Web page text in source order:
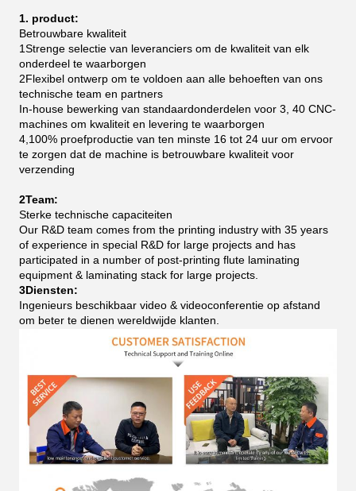
1. product:
Betrouwbare kwaliteit
1Strenge selectie van leveranciers om de kwaliteit van elk
onderdeel te waarborgen
2Flexibel ontwerp om te voldoen aan alle behoeften van ons
technische team en partners
In-house bewerking van standaardonderdelen voor 3, 40 CNC-
machines om kwaliteit en levering te waarborgen
4,100% proefproductie van ten minste 16 tot 24 uur om ervoor
te zorgen dat de machine is betrouwbare kwaliteit voor
verzending
2Team:
Sterke technische capaciteiten
Our R&D team comes from the printing industry with 35 years
of experience in special R&D for large projects and has
participated in a number of post-printing flute laminating
equipment & laminating stack for large projects.
3Diensten:
Ingenieurs beschikbaar video & videoconferentie op afstand
om beter te dienen wereldwijde klanten.